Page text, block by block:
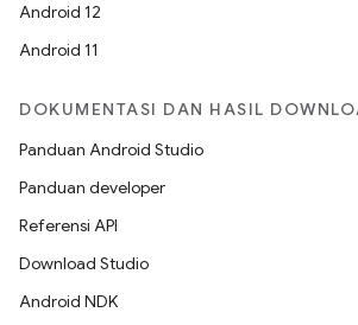
Android 12
Android 11
DOKUMENTASI DAN HASIL
Panduan Android Studio
Panduan developer
Referensi API
Download Studio
Android NDK